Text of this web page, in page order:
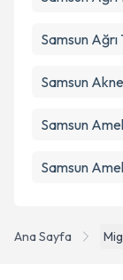
Ana Sayfa
Samsun Ağrı
Samsun
Samsun
Samsun